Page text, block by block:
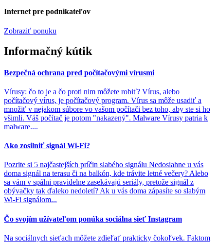
Internet pre podnikateľov
Zobraziť ponuku
Informačný kútik
Bezpečná ochrana pred počítačovými vírusmi
Vírusy: čo to je a čo proti nim môžete robiť? Vírus, alebo
počítačový vírus, je počítačový program. Vírus sa môže usadiť a
množiť v nejakom súbore vo vašom počítači bez toho, aby ste si ho
všimli. Váš počítač je potom "nakazený". Malware Vírusy patria k
malware....
Ako zosilniť signál Wi-Fi?
Pozrite si 5 najčastejších príčin slabého signálu Nedosiahne u vás
doma signál na terasu či na balkón, kde trávite letné večery? Alebo
sa vám v spálni pravidelne zasekávajú seriály, pretože signál z
obývačky tak ďaleko nedoletí? Ak u vás doma zápasíte so slabým
Wi-Fi signálom...
Čo svojím užívateľom ponúka sociálna sieť Instagram
Na sociálnych sieťach môžete zdieľať prakticky čokoľvek. Faktom